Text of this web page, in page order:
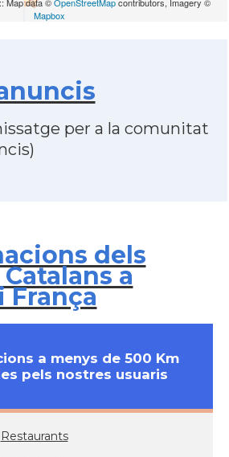
Mapbox
per a la comunitat
dels
a
França
a menys de 500 Km
pels nostres usuaris
Restaurants